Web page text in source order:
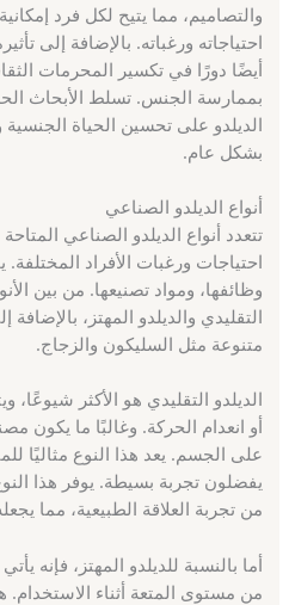
والتصاميم، مما يتيح لكل فرد
احتياجاته ورغباته. بالإضافة إلى
أيضًا دورًا في تكسير المحرمات
بممارسة الجنس. تسلط الأبحاث
الديلدو على تحسين الحياة
بشكل عام.
أنواع الديلدو الصناعي
تتعدد أنواع الديلدو الصناعي
احتياجات ورغبات الأفراد
وظائفها، ومواد تصنيعها. من بين
التقليدي والديلدو المهتز،
متنوعة مثل السليكون والزجاج.
الديلدو التقليدي هو الأكثر
أو انعدام الحركة. وغالبًا ما يكون
على الجسم. يعد هذا النوع مثاليًا
يفضلون تجربة بسيطة. يوفر هذا
من تجربة العلاقة الطبيعية، مما
أما بالنسبة للديلدو المهتز، فإنه
من مستوى المتعة أثناء الاستخدام.